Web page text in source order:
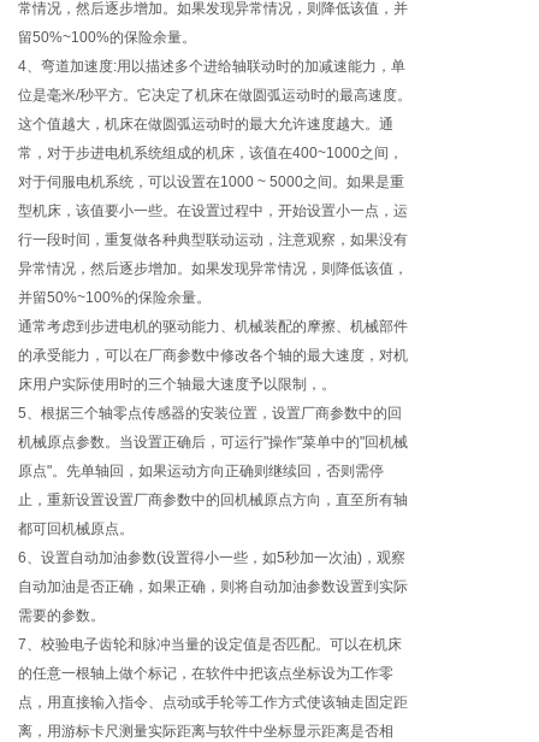
常情况，然后逐步增加。如果发现异常情况，则降低该值，并
留50%~100%的保险余量。
4、弯道加速度:用以描述多个进给轴联动时的加减速能力，单
位是毫米/秒平方。它决定了机床在做圆弧运动时的最高速度。
这个值越大，机床在做圆弧运动时的最大允许速度越大。通
常，对于步进电机系统组成的机床，该值在400~1000之间，
对于伺服电机系统，可以设置在1000 ~ 5000之间。如果是重
型机床，该值要小一些。在设置过程中，开始设置小一点，运
行一段时间，重复做各种典型联动运动，注意观察，如果没有
异常情况，然后逐步增加。如果发现异常情况，则降低该值，
并留50%~100%的保险余量。
通常考虑到步进电机的驱动能力、机械装配的摩擦、机械部件
的承受能力，可以在厂商参数中修改各个轴的最大速度，对机
床用户实际使用时的三个轴最大速度予以限制，。
5、根据三个轴零点传感器的安装位置，设置厂商参数中的回
机械原点参数。当设置正确后，可运行"操作"菜单中的"回机械
原点"。先单轴回，如果运动方向正确则继续回，否则需停
止，重新设置设置厂商参数中的回机械原点方向，直至所有轴
都可回机械原点。
6、设置自动加油参数(设置得小一些，如5秒加一次油)，观察
自动加油是否正确，如果正确，则将自动加油参数设置到实际
需要的参数。
7、校验电子齿轮和脉冲当量的设定值是否匹配。可以在机床
的任意一根轴上做个标记，在软件中把该点坐标设为工作零
点，用直接输入指令、点动或手轮等工作方式使该轴走固定距
离，用游标卡尺测量实际距离与软件中坐标显示距离是否相